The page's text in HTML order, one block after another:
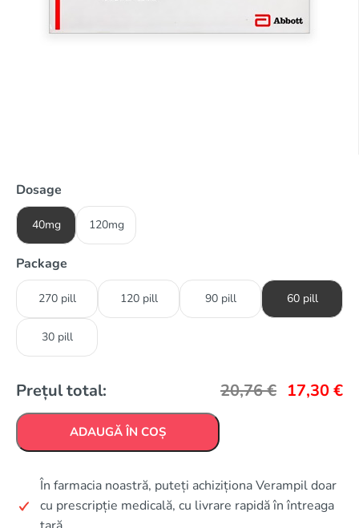
Dosage
40mg 120mg
Package
270 pill 120 pill 90 pill 60 pill
30 pill
Prețul total: 20,76€ 17,30€
ADAUGĂ ÎN COȘ
În farmacia noastră, puteți achiziționa Verampil doar
cu prescripție medicală, cu livrare rapidă în întreaga